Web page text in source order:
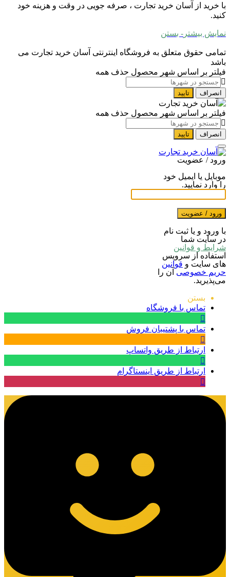
با خرید از آسان خرید تجارت ، صرفه جویی در وقت و هزینه خود
کنید.
نمایش بیشتر - بستن
تمامی حقوق متعلق به فروشگاه اینترنتی آسان خرید تجارت می
باشد
فیلتر بر اساس شهر محصول حذف همه
انصراف تایید
فیلتر بر اساس شهر محصول حذف همه
انصراف تایید
ورود / عضویت
موبایل یا ایمیل خود
را وارد نمایید.
ورود / عضویت
با ورود و یا ثبت نام
در سایت شما
شرایط و قوانین
استفاده از سرویس
های سایت و قوانین
حریم خصوصی آن را
می‌پذیرید.
بستن
تماس با فروشگاه
تماس با پشتیبان فروش
ارتباط از طریق واتساپ
ارتباط از طریق اینستاگرام